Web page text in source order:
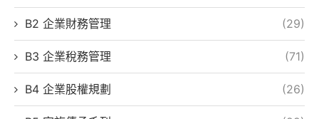
B2 企業財務管理 (29)
B3 企業稅務管理 (71)
B4 企業股權規劃 (26)